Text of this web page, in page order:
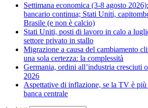
Settimana economica (3-8 agosto
bancario continua; Stati Uniti,
Brasile (e non è calcio)
Stati Uniti, posti di lavoro in calo a
settore privato in stallo
Migrazione a causa del cambiamento
una sola certezza: la complessità
Germania, ordini all’industria cresciuti
2026
Aspettative di inflazione, se la TV è più
banca centrale